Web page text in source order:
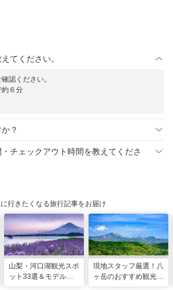
てください。
認ください。
約６分
？
チェックアウト時間を教えてくださ
行きたくなる旅行記事をお届け
山梨・河口湖観光スポ
ット33選＆モデルコ
現地スタッフ厳選！八
ヶ岳のおすすめ観光ス